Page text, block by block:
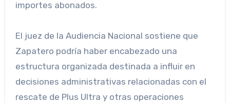
importes abonados.
El juez de la Audiencia Nacional sostiene que
Zapatero podría haber encabezado una
estructura organizada destinada a influir en
decisiones administrativas relacionadas con el
rescate de Plus Ultra y otras operaciones